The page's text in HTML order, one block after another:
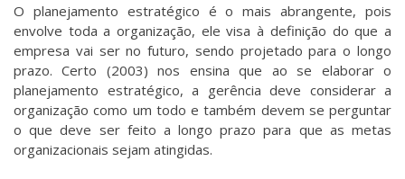
O planejamento estratégico é o mais abrangente, pois
envolve toda a organização, ele visa à definição do que a
empresa vai ser no futuro, sendo projetado para o longo
prazo. Certo (2003) nos ensina que ao se elaborar o
planejamento estratégico, a gerência deve considerar a
organização como um todo e também devem se perguntar
o que deve ser feito a longo prazo para que as metas
organizacionais sejam atingidas.